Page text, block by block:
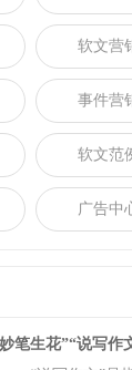
软文营
事件营
软文范
广告中